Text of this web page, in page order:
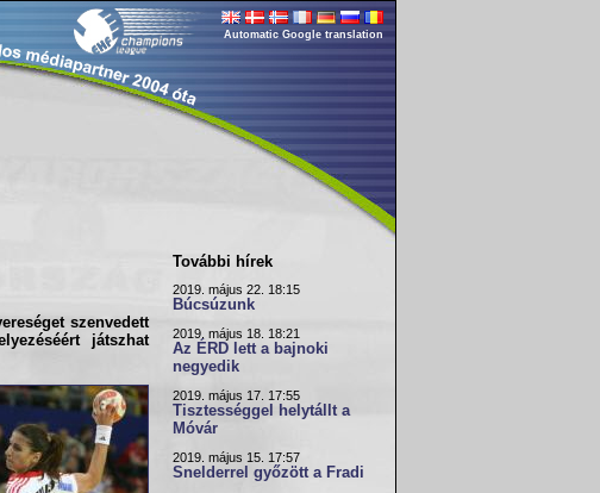
Automatic Google translation
szenvedett
játszhat
További hírek
2019. május 22. 18:15
Búcsúzunk
2019. május 18. 18:21
Az ÉRD lett a bajnoki
negyedik
2019. május 17. 17:55
Tisztességgel helytállt a
Móvár
2019. május 15. 17:57
Snelderrel győzött a Fradi